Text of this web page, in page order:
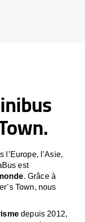
l’Europe, l’Asie,
est
. Grâce à
Town, nous
depuis 2012,